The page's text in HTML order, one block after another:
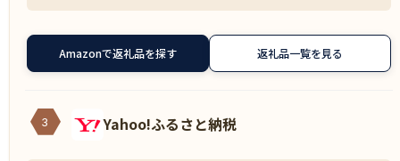
Amazonで返礼品を探す 返礼品一覧を見る
3 Yahoo!ふるさと納税